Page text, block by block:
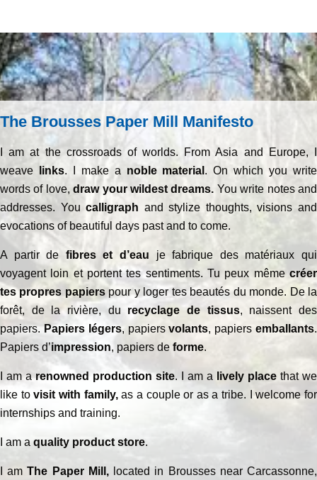
The Brousses Paper Mill Manifesto
I am at the crossroads of worlds. From Asia and Europe, I
weave
links. I make a noble material . On which you write
words of love,draw your wildest dreams. You write notes and
addresses. Youcalligraph and stylize thoughts, visions and
evocations of beautiful days past and to come.
A partir de fibres et d’eau je fabrique des matériaux qui
voyagent loin et portent tes sentiments. Tu peux même créer
tes propres papierspour y loger tes beautés du monde. De la
forêt, de la rivière, du recyclage de tissus, naissent des
papiers.Papiers légers, papiersvolants, papiersemballants.
Papiers d’impression, papiers de forme.
I am arenowned production site. I am a lively place that we
like tovisit with family,as a couple or as a tribe. I welcome for
internships and training.
I am a quality product store.
I amThe Paper Mill,located in Brousses near Carcassonne,